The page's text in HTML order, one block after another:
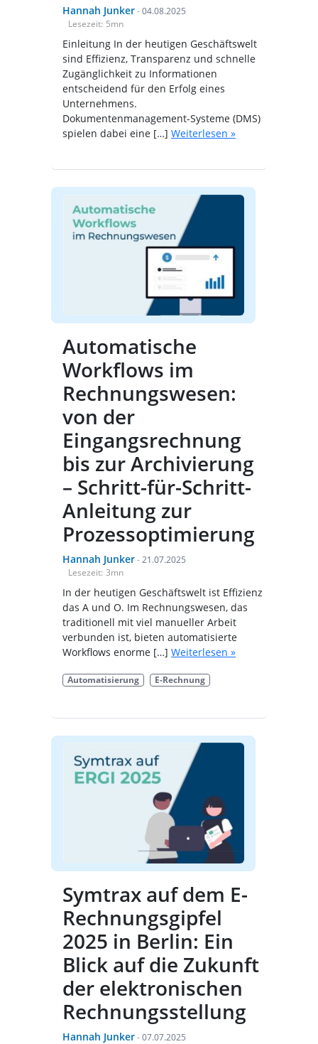
Hannah Junker - 04.08.2025
Lesezeit: 5mn
Einleitung In der heutigen Geschäftswelt
sind Effizienz, Transparenz und schnelle
Zugänglichkeit zu Informationen
entscheidend für den Erfolg eines
Unternehmens.
Dokumentenmanagement-Systeme (DMS)
spielen dabei eine […] Weiterlesen »
Automatische
Workflows im
Rechnungswesen:
von der
Eingangsrechnung
bis zur Archivierung
– Schritt-für-Schritt-
Anleitung zur
Prozessoptimierung
Hannah Junker - 21.07.2025
Lesezeit: 3mn
In der heutigen Geschäftswelt ist Effizienz
das A und O. Im Rechnungswesen, das
traditionell mit viel manueller Arbeit
verbunden ist, bieten automatisierte
Workflows enorme […] Weiterlesen »
Automatisierung E-Rechnung
Symtrax auf dem E-
Rechnungsgipfel
2025 in Berlin: Ein
Blick auf die Zukunft
der elektronischen
Rechnungsstellung
Hannah Junker - 07.07.2025